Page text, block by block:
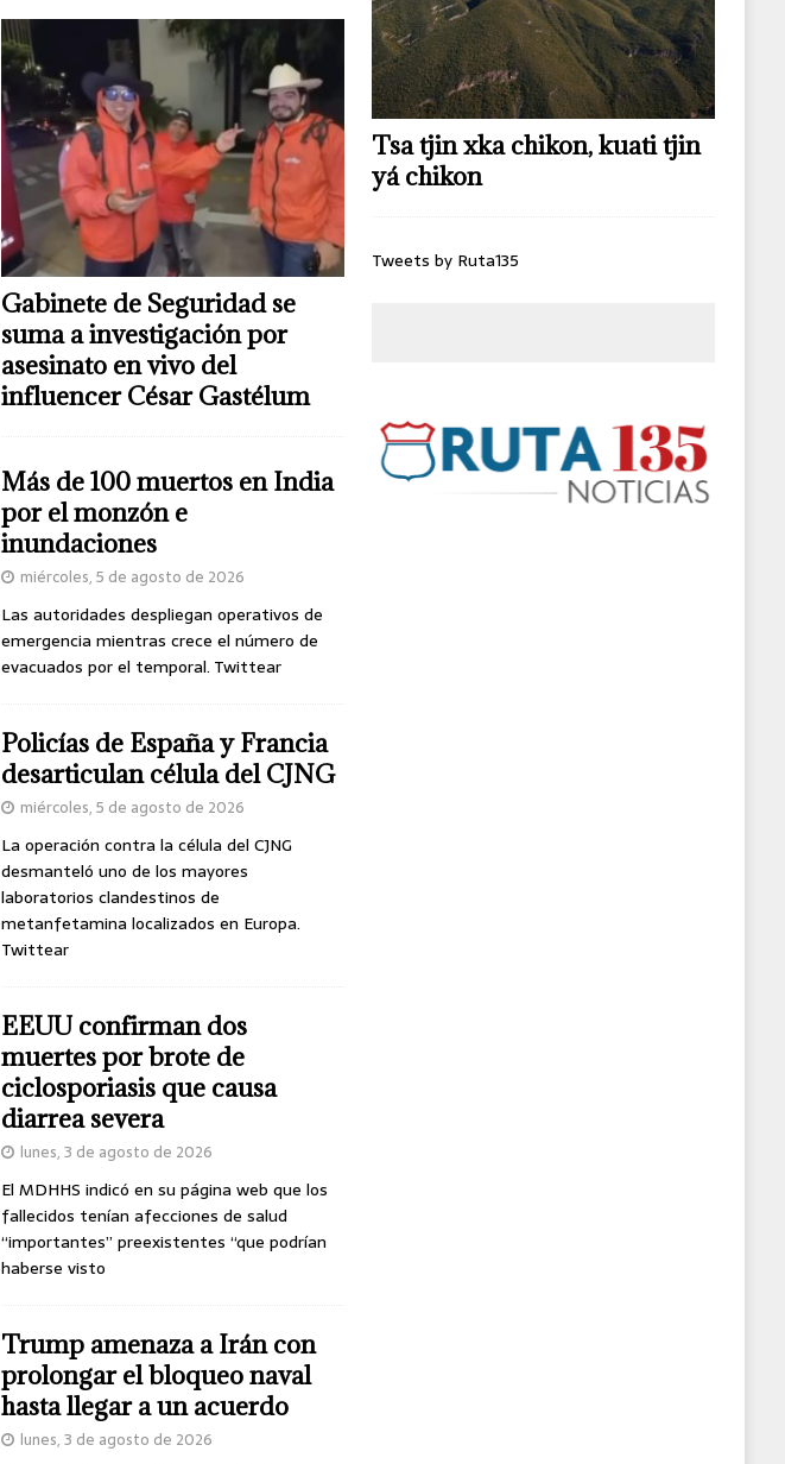
Gabinete de Seguridad se
suma a investigación por
asesinato en vivo del
influencer César Gastélum
Más de 100 muertos en India
por el monzón e
inundaciones
miércoles, 5 de agosto de 2026
Las autoridades despliegan operativos de
emergencia mientras crece el número de
evacuados por el temporal. Twittear
Policías de España y Francia
desarticulan célula del CJNG
miércoles, 5 de agosto de 2026
La operación contra la célula del CJNG
desmanteló uno de los mayores
laboratorios clandestinos de
metanfetamina localizados en Europa.
Twittear
EEUU confirman dos
muertes por brote de
ciclosporiasis que causa
diarrea severa
lunes, 3 de agosto de 2026
El MDHHS indicó en su página web que los
fallecidos tenían afecciones de salud
“importantes” preexistentes “que podrían
haberse visto
Trump amenaza a Irán con
prolongar el bloqueo naval
hasta llegar a un acuerdo
lunes, 3 de agosto de 2026
Tsa tjin xka chikon, kuati tjin
yá chikon
Tweets by Ruta135